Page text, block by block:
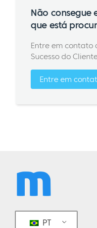
Não consegue
que está
Entre em contato
Sucesso do
Entre em
PT